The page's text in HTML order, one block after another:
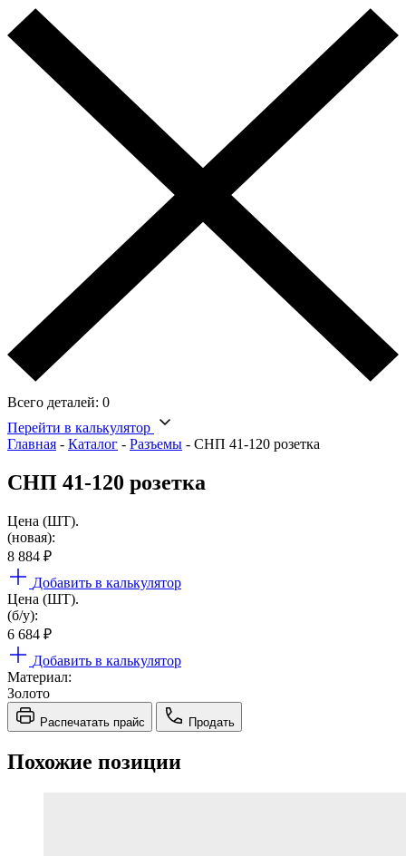
Всего деталей: 0
Перейти в калькулятор
Главная - Каталог - Разъемы - СНП 41-120 розетка
СНП 41-120 розетка
Цена (ШТ).
(новая):
8 884 ₽
Добавить в калькулятор
Цена (ШТ).
(б/у):
6 684 ₽
Добавить в калькулятор
Материал:
Золото
Распечатать прайс Продать
Похожие позиции